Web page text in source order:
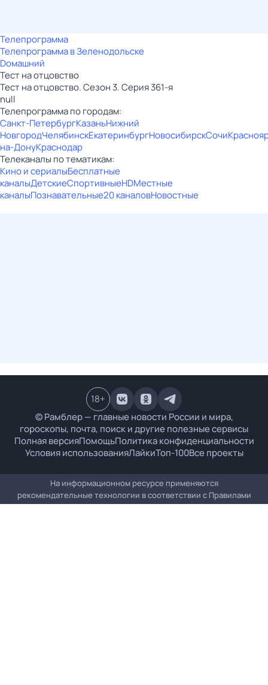
Телепрограмма
Телепрограмма в Зеленодольске
Dомашний
Тест нa отцовствo
Тест нa отцовствo. Сезон 3. Серия 361-я
null
Телепрограмма по городам:
Санкт-ПетербургКазаньНижний
НовгородЧелябинскЕкатеринбургНовосибирскСочи
на-ДонуКраснодар
Телеканалы по тематикам:
Кино и сериалыБесплатные
каналыДетскиеСпортивныеHDМестные
каналыПознавательные20 каналовНовостные
© Рамблер — главные новости России и мира,
гороскопы, почта, поиск и другие полезные сервисы
Полная версияПомощьПолитика конфиденциальности
Условия использованияЛайкиТоп-100Все проекты
18+
На информационном ресурсе применяются
рекомендательные технологии в соответствии с Правилами